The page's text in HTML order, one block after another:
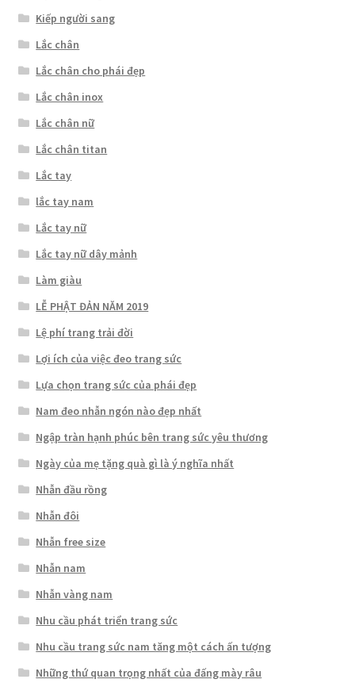
Kiếp người sang
Lắc chân
Lắc chân cho phái đẹp
Lắc chân inox
Lắc chân nữ
Lắc chân titan
Lắc tay
lắc tay nam
Lắc tay nữ
Lắc tay nữ dây mảnh
Làm giàu
LỄ PHẬT ĐẢN NĂM 2019
Lệ phí trang trải đời
Lợi ích của việc đeo trang sức
Lựa chọn trang sức của phái đẹp
Nam đeo nhẫn ngón nào đẹp nhất
Ngập tràn hạnh phúc bên trang sức yêu thương
Ngày của mẹ tặng quà gì là ý nghĩa nhất
Nhẫn đầu rồng
Nhẫn đôi
Nhẫn free size
Nhẫn nam
Nhẫn vàng nam
Nhu cầu phát triển trang sức
Nhu cầu trang sức nam tăng một cách ấn tượng
Những thứ quan trọng nhất của đấng mày râu